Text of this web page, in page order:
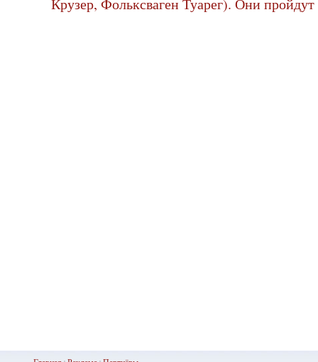
Крузер, Фольксваген Туарег). Они пройдут